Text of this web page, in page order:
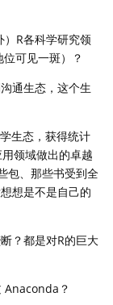
R各科学研究领
可见一斑）？
通生态，这个生
生态，获得统计
领域做出的卓越
包、那些书受到全
想是不是自己的
？都是对R的巨大
Anaconda？